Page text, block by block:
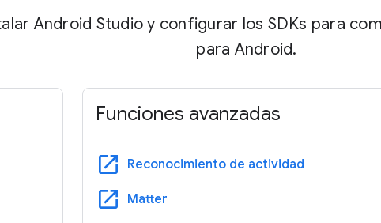
Android Studio y configurar los SDKs para
para Android.
Funciones avanzadas
open_in_new Reconocimiento de actividad
open_in_new Matter